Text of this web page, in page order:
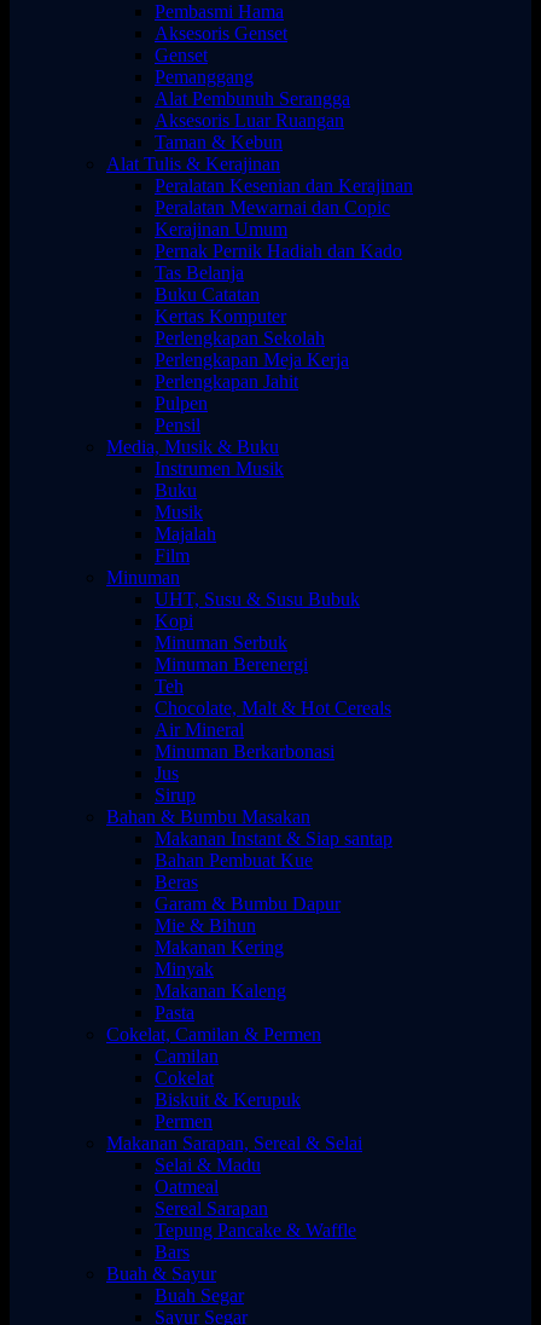
Pembasmi Hama
Aksesoris Genset
Genset
Pemanggang
Alat Pembunuh Serangga
Aksesoris Luar Ruangan
Taman & Kebun
Alat Tulis & Kerajinan
Peralatan Kesenian dan Kerajinan
Peralatan Mewarnai dan Copic
Kerajinan Umum
Pernak Pernik Hadiah dan Kado
Tas Belanja
Buku Catatan
Kertas Komputer
Perlengkapan Sekolah
Perlengkapan Meja Kerja
Perlengkapan Jahit
Pulpen
Pensil
Media, Musik & Buku
Instrumen Musik
Buku
Musik
Majalah
Film
Minuman
UHT, Susu & Susu Bubuk
Kopi
Minuman Serbuk
Minuman Berenergi
Teh
Chocolate, Malt & Hot Cereals
Air Mineral
Minuman Berkarbonasi
Jus
Sirup
Bahan & Bumbu Masakan
Makanan Instant & Siap santap
Bahan Pembuat Kue
Beras
Garam & Bumbu Dapur
Mie & Bihun
Makanan Kering
Minyak
Makanan Kaleng
Pasta
Cokelat, Camilan & Permen
Camilan
Cokelat
Biskuit & Kerupuk
Permen
Makanan Sarapan, Sereal & Selai
Selai & Madu
Oatmeal
Sereal Sarapan
Tepung Pancake & Waffle
Bars
Buah & Sayur
Buah Segar
Sayur Segar